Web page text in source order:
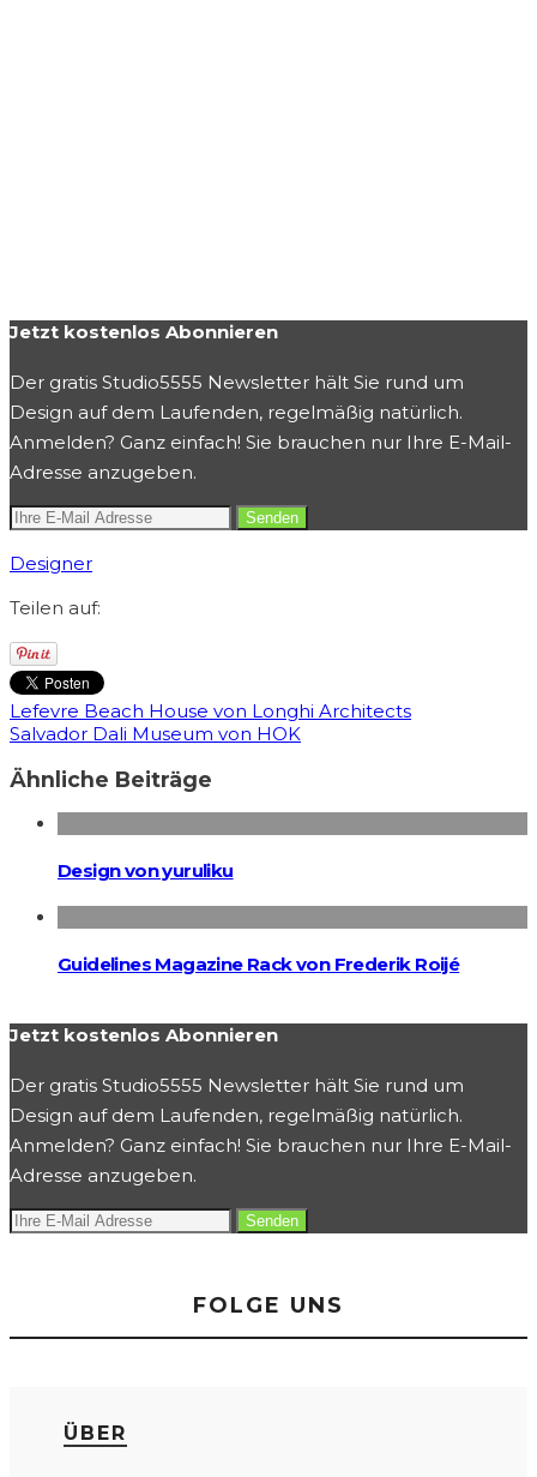
Jetzt kostenlos Abonnieren
Der gratis Studio5555 Newsletter hält Sie rund um
Design auf dem Laufenden, regelmäßig natürlich.
Anmelden? Ganz einfach! Sie brauchen nur Ihre E-Mail-
Adresse anzugeben.
Designer
Teilen auf:
Lefevre Beach House von Longhi Architects
Salvador Dali Museum von HOK
Ähnliche Beiträge
Design von yuruliku
Guidelines Magazine Rack von Frederik Roijé
Jetzt kostenlos Abonnieren
Der gratis Studio5555 Newsletter hält Sie rund um
Design auf dem Laufenden, regelmäßig natürlich.
Anmelden? Ganz einfach! Sie brauchen nur Ihre E-Mail-
Adresse anzugeben.
FOLGE UNS
ÜBER